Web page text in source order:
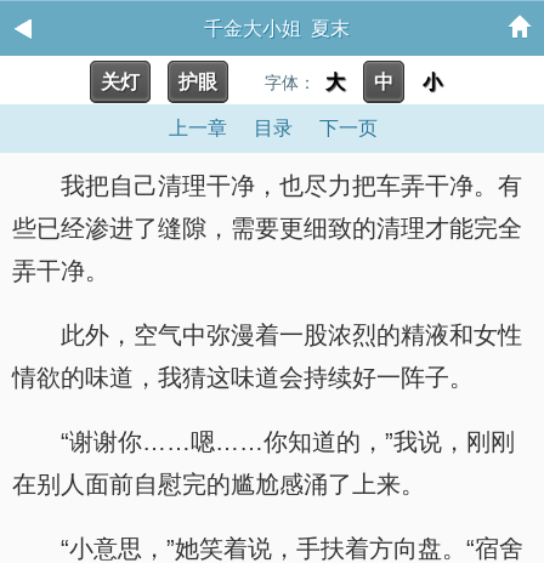
千金大小姐 夏末
关灯 护眼 字体： 大 中 小
上一章 目录 下一页
我把自己清理干净，也尽力把车弄干净。有
些已经渗进了缝隙，需要更细致的清理才能完全
弄干净。
此外，空气中弥漫着一股浓烈的精液和女性
情欲的味道，我猜这味道会持续好一阵子。
“谢谢你……嗯……你知道的，”我说，刚刚
在别人面前自慰完的尴尬感涌了上来。
“小意思，”她笑着说，手扶着方向盘。“宿舍